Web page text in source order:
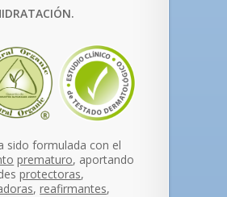
sido formulada con el
prematuro, aportando
protectoras,
,reafirmantes,